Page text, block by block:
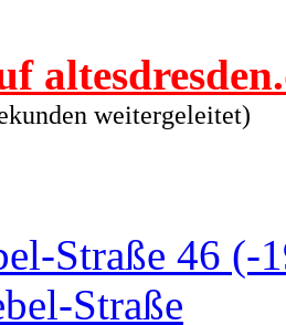
weitergeleitet)
Straße 46 (-